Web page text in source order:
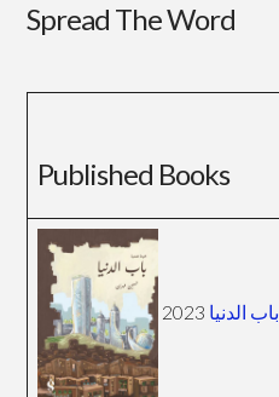
Spread The Word
Published Books
باب الدنيا